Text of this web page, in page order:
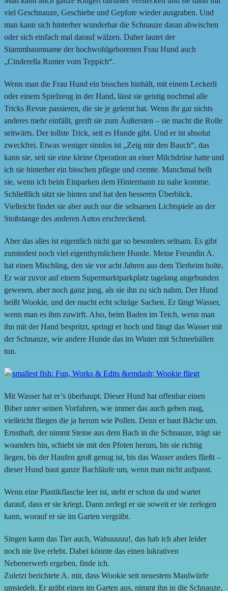
viel Geschnauze, Geschiebe und Gepfote wieder ausgraben. Und
man kann sich hinterher wunderbar die Schnauze daran abwischen
oder sich einfach mal darauf wälzen. Daher lautet der
Stammbaumname der hochwohlgeborenen Frau Hund auch
„Cinderella Runter vom Teppich“.
Wenn man die Frau Hund ein bisschen hinhält, mit einem Leckerli
oder einem Spielzeug in der Hand, lässt sie geistig nochmal alle
Tricks Revue passieren, die sie je gelernt hat. Wenn ihr gar nichts
anderes mehr einfällt, greift sie zum Äußersten – sie macht die Rolle
seitwärts. Der tollste Trick, seit es Hunde gibt. Und er ist absolut
zweckfrei. Etwas weniger sinnlos ist „Zeig mir den Bauch“, das
kann sie, seit sie eine kleine Operation an einer Milchdrüse hatte und
ich sie hinterher ein bisschen pflegte und cremte. Manchmal bellt
sie, wenn ich beim Einparken dem Hintermann zu nahe komme.
Schließlich sitzt sie hinten und hat den besseren Überblick.
Vielleicht findet sie aber auch nur die seltsamen Lichtspiele an der
Stoßstange des anderen Autos erschreckend.
Aber das alles ist eigentlich nicht gar so besonders seltsam. Es gibt
zumindest noch viel eigenthymlichere Hunde. Meine Freundin A.
hat einen Mischling, den sie vor acht Jahren aus dem Tierheim holte.
Er war zuvor auf einem Supermarktparkplatz tagelang angebunden
gewesen, aber noch ganz jung, als sie ihn zu sich nahm. Der Hund
heißt Wookie, und der macht echt schräge Sachen. Er fängt Wasser,
wenn man es ihm zuwirft. Also, beim Baden im Teich, wenn man
ihn mit der Hand bespritzt, springt er hoch und fängt das Wasser mit
der Schnauze, wie andere Hunde das im Winter mit Schneebällen
tun.
Mit Wasser hat er’s überhaupt. Dieser Hund hat offenbar einen
Biber unter seinen Vorfahren, wie immer das auch gehen mag,
vielleicht fliegen die ja herum wie Pollen. Denn er baut Bäche um.
Ernsthaft, der nimmt Steine aus dem Bach in die Schnauze, trägt sie
woanders hin, schiebt sie mit den Pfoten herum, bis sie richtig
liegen, bis der Haufen groß genug ist, bis das Wasser anders fließt –
dieser Hund baut ganze Bachläufe um, wenn man nicht aufpasst.
Wenn eine Plastikflasche leer ist, steht er schon da und wartet
darauf, dass er sie kriegt. Dann zerlegt er sie soweit er sie zerlegen
kann, worauf er sie im Garten vergräbt.
Singen kann das Tier auch, Wahuuuuu!, das hab ich aber leider
noch nie live erlebt. Dabei könnte das einen lukrativen
Nebenerwerb ergeben, finde ich.
Zuletzt berichtete A. mir, dass Wookie seit neuestem Maulwürfe
umsiedelt. Er gräbt einen im Garten aus, nimmt ihn in die Schnauze,